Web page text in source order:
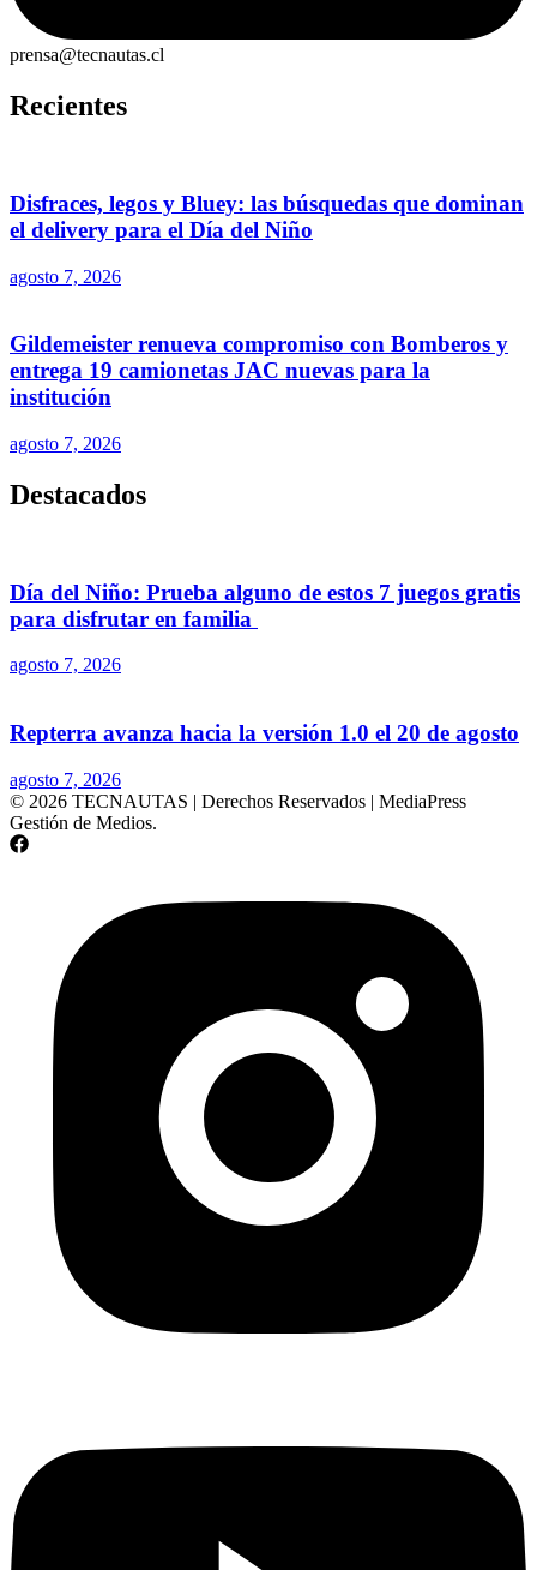
prensa@tecnautas.cl
Recientes
Disfraces, legos y Bluey: las búsquedas que dominan
el delivery para el Día del Niño
agosto 7, 2026
Gildemeister renueva compromiso con Bomberos y
entrega 19 camionetas JAC nuevas para la
institución
agosto 7, 2026
Destacados
Día del Niño: Prueba alguno de estos 7 juegos gratis
para disfrutar en familia
agosto 7, 2026
Repterra avanza hacia la versión 1.0 el 20 de agosto
agosto 7, 2026
© 2026 TECNAUTAS | Derechos Reservados | MediaPress
Gestión de Medios.